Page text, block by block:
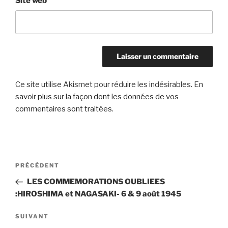
Ce site utilise Akismet pour réduire les indésirables. En
savoir plus sur la façon dont les données de vos
commentaires sont traitées.
Navigation
l’article
Article
précédent
PRÉCÉDENT
LES COMMEMORATIONS OUBLIEES
:HIROSHIMA et NAGASAKI- 6 & 9 août 1945
Article
SUIVANT